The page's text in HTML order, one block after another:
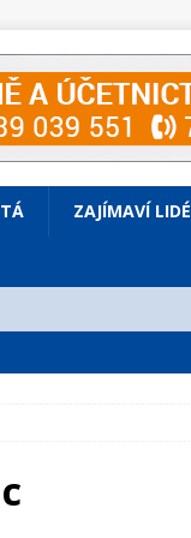
ZAJÍMAVÍ LIDÉ